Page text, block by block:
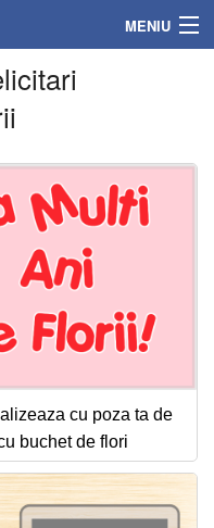
MENIU
cu poza ta de
buchet de flori